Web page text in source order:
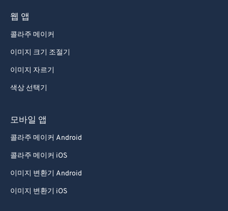
웹 앱
콜라주 메이커
이미지 크기 조절기
이미지 자르기
색상 선택기
모바일 앱
콜라주 메이커 Android
콜라주 메이커 iOS
이미지 변환기 Android
이미지 변환기 iOS